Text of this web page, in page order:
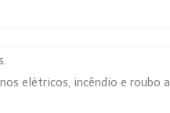
elétricos, incêndio e roubo